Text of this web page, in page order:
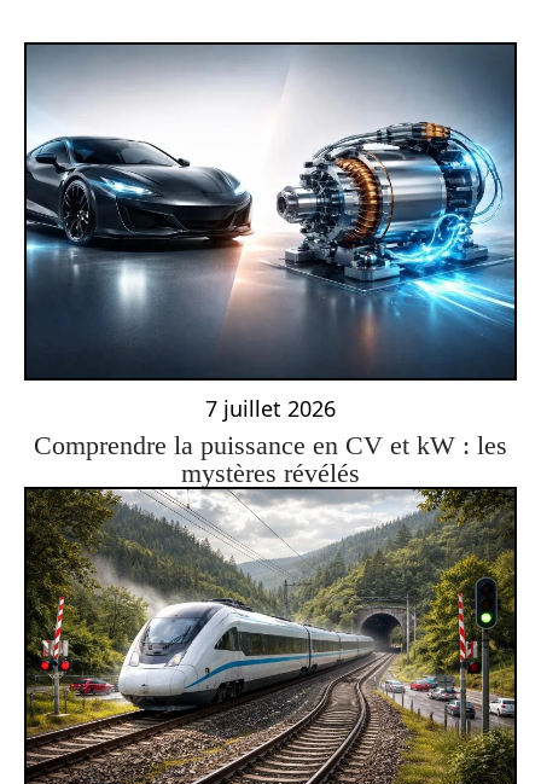
7 juillet 2026
Comprendre la puissance en CV et kW : les
mystères révélés